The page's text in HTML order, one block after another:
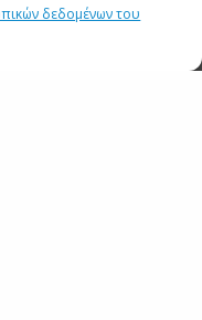
δεδομένων του